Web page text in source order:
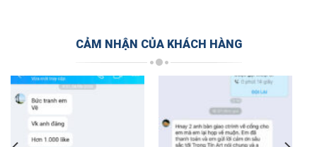
CẢM NHẬN CỦA KHÁCH HÀNG